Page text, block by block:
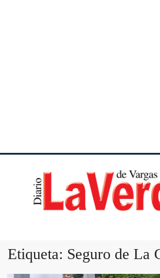
Etiqueta: Seguro de La